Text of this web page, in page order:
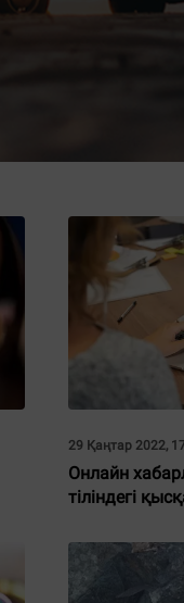
29 Қаңтар 2022,
Онлайн
тіліндегі